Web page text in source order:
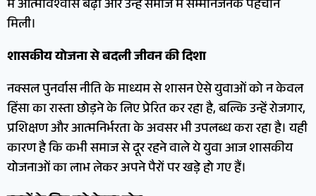
में आत्मविश्वास बढ़ा और उन्हें समाज में सम्मानजनक पहचान
मिली।
शासकीय योजना से बदली जीवन की दिशा
नक्सल पुनर्वास नीति के माध्यम से शासन ऐसे युवाओं को न केवल
हिंसा का रास्ता छोड़ने के लिए प्रेरित कर रहा है, बल्कि उन्हें रोजगार,
प्रशिक्षण और आत्मनिर्भरता के अवसर भी उपलब्ध करा रहा है। यही
कारण है कि कभी समाज से दूर रहने वाले ये युवा आज शासकीय
योजनाओं का लाभ लेकर अपने पैरों पर खड़े हो गए हैं।